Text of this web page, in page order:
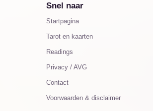
Snel naar
Startpagina
Tarot en kaarten
Readings
Privacy / AVG
Contact
Voorwaarden & disclaimer